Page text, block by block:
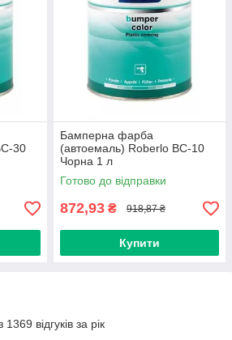
30
Бамперна фарба
(автоемаль) Roberlo ВС-10
Чорна 1 л
Готово до відправки
872,93 ₴ 918,87 ₴
Купити
відгуків за рік